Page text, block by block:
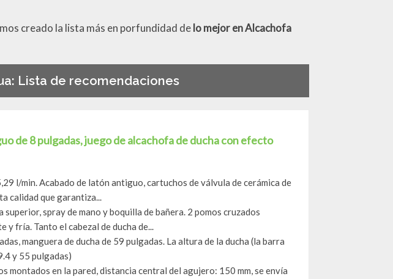
creado la lista más en porfundidad delo mejor en Alcachofa
Lista de recomendaciones
de 8 pulgadas, juego de alcachofa de ducha con efecto
l/min. Acabado de latón antiguo, cartuchos de válvula de cerámica de
calidad que garantiza...
spray de mano y boquilla de bañera. 2 pomos cruzados
fría. Tanto el cabezal de ducha de...
manguera de ducha de 59 pulgadas. La altura de la ducha (la barra
y 55 pulgadas)
montados en la pared, distancia central del agujero: 150 mm, se envía